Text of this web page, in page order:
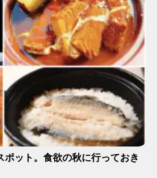
ット。食欲の秋に行っておき